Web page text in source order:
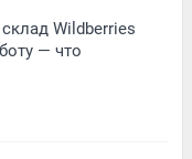
Wildberries
— что